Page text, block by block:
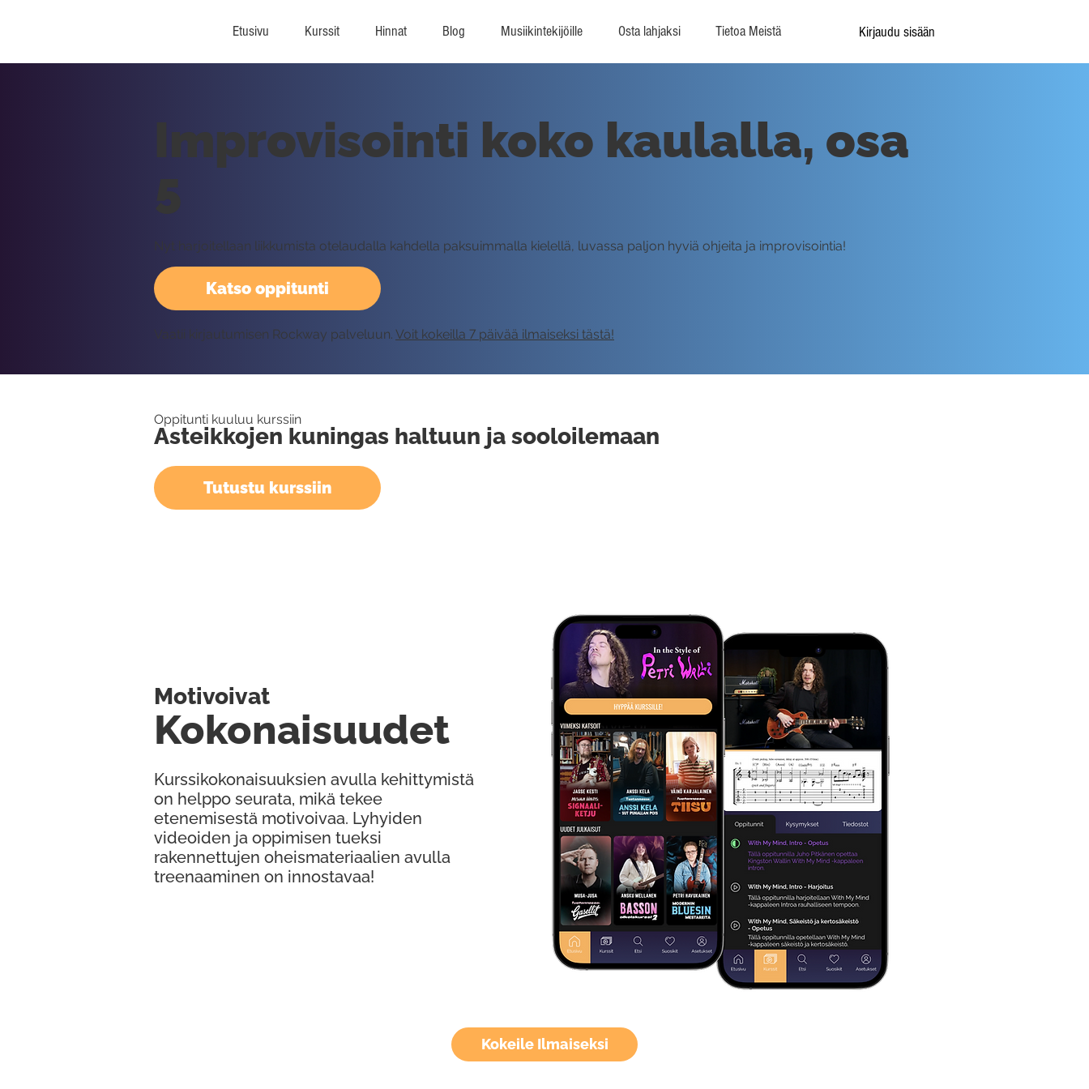
Etusivu Kurssit Hinnat Blog Musiikintekijöille Osta lahjaksi Tietoa Meistä Kirjaudu sisään
Kokeile Ilmaiseksi
Katso oppitunti
Improvisointi koko kaulalla, osa
5
Nyt harjoitellaan liikkumista otelaudalla kahdella paksuimmalla kielellä, luvassa paljon hyviä ohjeita ja improvisointia!
Vaatii kirjautumisen Rockway palveluun. Voit kokeilla 7 päivää ilmaiseksi tästä!
Oppitunti kuuluu kurssiin
Asteikkojen kuningas haltuun ja sooloilemaan
Tutustu kurssiin
Kurssikokonaisuuksien avulla kehittymistä
on helppo seurata, mikä tekee
etenemisestä motivoivaa. Lyhyiden
videoiden ja oppimisen tueksi
rakennettujen oheismateriaalien avulla
treenaaminen on innostavaa!
Kokonaisuudet
Motivoivat